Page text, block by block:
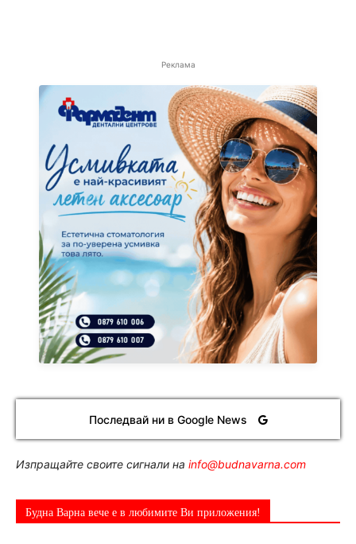
Реклама
Последвай ни в Google News
Изпращайте своите сигнали на info@budnavarna.com
Будна Варна вече е в любимите Ви приложения!